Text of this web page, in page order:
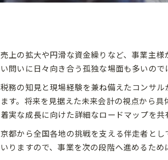
売上の拡大や円滑な資金繰りなど、事業主
い問いに日々向き合う孤独な場面も多いので
税務の知見と現場経験を兼ね備えたコンサ
ます。将来を見据えた未来会計の視点から具
着実な成長に向けた詳細なロードマップを共
京都から全国各地の挑戦を支える伴走者と
いりますので、事業を次の段階へ進めるため